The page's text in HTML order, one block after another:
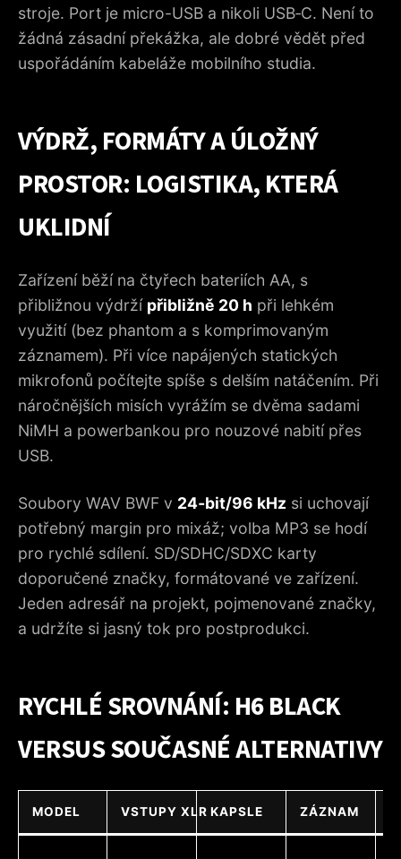
stroje. Port je micro-USB a nikoli USB‑C. Není to
žádná zásadní překážka, ale dobré vědět před
uspořádáním kabeláže mobilního studia.
VÝDRŽ, FORMÁTY A ÚLOŽNÝ
PROSTOR: LOGISTIKA, KTERÁ
UKLIDNÍ
Zařízení běží na čtyřech bateriích AA, s
přibližnou výdrží přibližně 20 h při lehkém
využití (bez phantom a s komprimovaným
záznamem). Při více napájených statických
mikrofonů počítejte spíše s delším natáčením. Při
náročnějších misích vyrážím se dvěma sadami
NiMH a powerbankou pro nouzové nabití přes
USB.
Soubory WAV BWF v 24‑bit/96 kHz si uchovají
potřebný margin pro mixáž; volba MP3 se hodí
pro rychlé sdílení. SD/SDHC/SDXC karty
doporučené značky, formátované ve zařízení.
Jeden adresář na projekt, pojmenované značky,
a udržíte si jasný tok pro postprodukci.
RYCHLÉ SROVNÁNÍ: H6 BLACK
VERSUS SOUČASNÉ ALTERNATIVY
MODEL VSTUPY XLR KAPSLE ZÁZNAM